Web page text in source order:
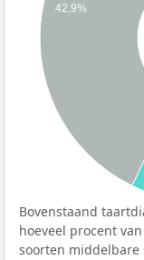
42,9%
Bovenstaand
hoeveel procent
soorten middelbare